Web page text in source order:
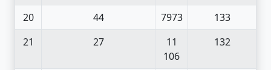
20
44 7973
133
21
27
11
106
132